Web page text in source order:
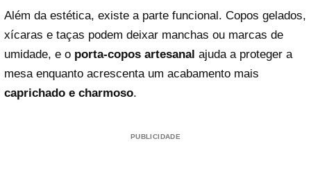
Além da estética, existe a parte funcional. Copos gelados,
xícaras e taças podem deixar manchas ou marcas de
umidade, e o porta-copos artesanal ajuda a proteger a
mesa enquanto acrescenta um acabamento mais
caprichado e charmoso.
PUBLICIDADE